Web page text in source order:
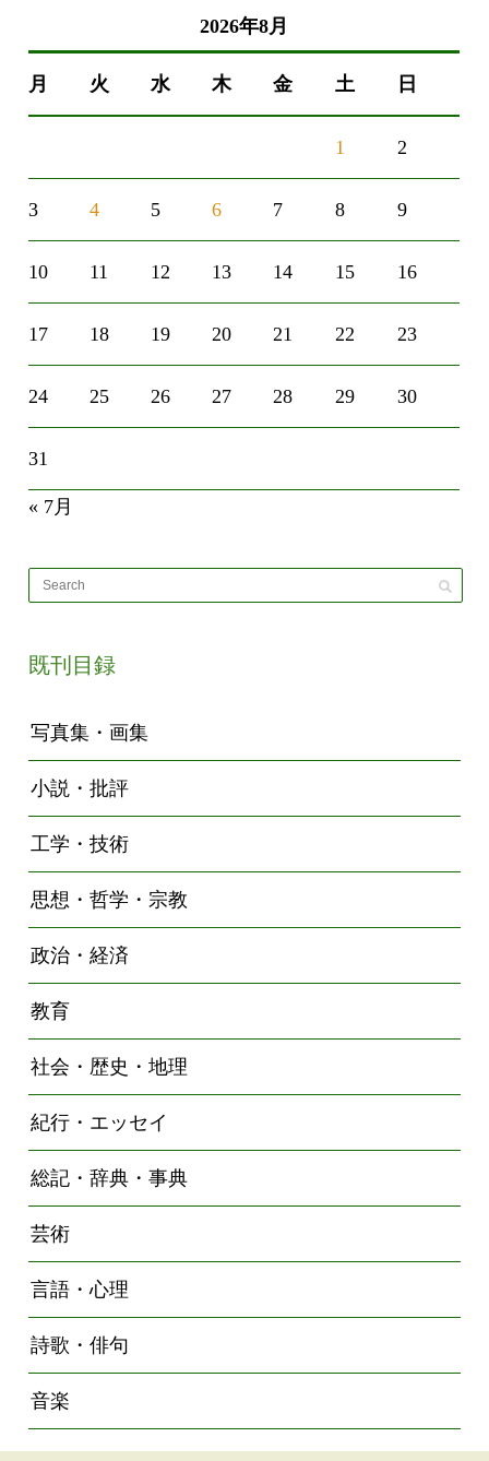
2026年8月
月 火 水 木 金 土 日
1 2
3 4 5 6 7 8 9
10 11 12 13 14 15 16
17 18 19 20 21 22 23
24 25 26 27 28 29 30
31
« 7月
既刊目録
写真集・画集
小説・批評
工学・技術
思想・哲学・宗教
政治・経済
教育
社会・歴史・地理
紀行・エッセイ
総記・辞典・事典
芸術
言語・心理
詩歌・俳句
音楽